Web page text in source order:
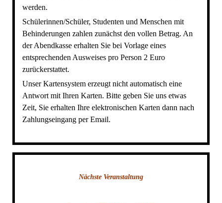
werden.
Schülerinnen/Schüler, Studenten und Menschen mit
Behinderungen zahlen zunächst den vollen Betrag. An
der Abendkasse erhalten Sie bei Vorlage eines
entsprechenden Ausweises pro Person 2 Euro
zurückerstattet.
Unser Kartensystem erzeugt nicht automatisch eine
Antwort mit Ihren Karten. Bitte geben Sie uns etwas
Zeit, Sie erhalten Ihre elektronischen Karten dann nach
Zahlungseingang per Email.
Nächste Veranstaltung